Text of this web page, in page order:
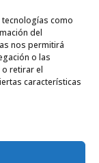
como
del
nos permitirá
o las
retirar el
características